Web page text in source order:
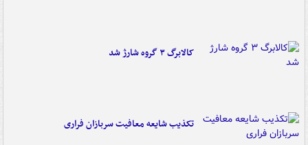
کالابرگ ۳ گروه شارژ شد
تکذیب شایعه معافیت سربازان فراری